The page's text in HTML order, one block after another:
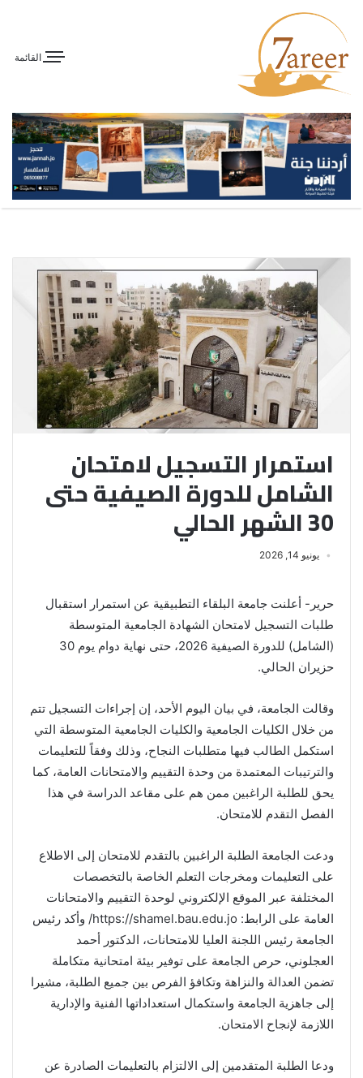
القائمة
استمرار التسجيل لامتحان
الشامل للدورة الصيفية حتى
30 الشهر الحالي
يونيو 14, 2026
حرير- أعلنت جامعة البلقاء التطبيقية عن استمرار استقبال
طلبات التسجيل لامتحان الشهادة الجامعية المتوسطة
(الشامل) للدورة الصيفية 2026، حتى نهاية دوام يوم 30
حزيران الحالي.
وقالت الجامعة، في بيان اليوم الأحد، إن إجراءات التسجيل تتم
من خلال الكليات الجامعية والكليات الجامعية المتوسطة التي
استكمل الطالب فيها متطلبات النجاح، وذلك وفقاً للتعليمات
والترتيبات المعتمدة من وحدة التقييم والامتحانات العامة، كما
يحق للطلبة الراغبين ممن هم على مقاعد الدراسة في هذا
الفصل التقدم للامتحان.
ودعت الجامعة الطلبة الراغبين بالتقدم للامتحان إلى الاطلاع
على التعليمات ومخرجات التعلم الخاصة بالتخصصات
المختلفة عبر الموقع الإلكتروني لوحدة التقييم والامتحانات
العامة على الرابط: https://shamel.bau.edu.jo/ وأكد رئيس
الجامعة رئيس اللجنة العليا للامتحانات، الدكتور أحمد
العجلوني، حرص الجامعة على توفير بيئة امتحانية متكاملة
تضمن العدالة والنزاهة وتكافؤ الفرص بين جميع الطلبة، مشيرا
إلى جاهزية الجامعة واستكمال استعداداتها الفنية والإدارية
اللازمة لإنجاح الامتحان.
ودعا الطلبة المتقدمين إلى الالتزام بالتعليمات الصادرة عن